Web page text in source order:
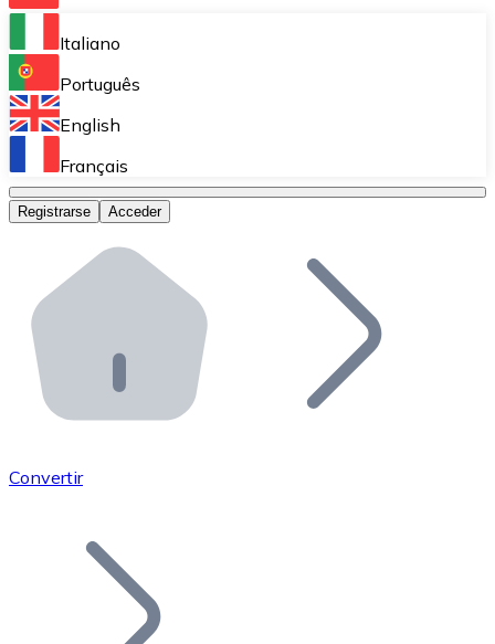
Bitnovo Ramp
Integra nuestra solución en tu plataforma.
Bitnovo Giftcards
Bitnovo OTC
Bitnovo ATM
Integra un ATM Bitnovo en tu negocio y permite que
Bitnovo API
Integra nuestra API en tu ecosistema.
Únete a nuestra red de distribuidores.
Añade tu proyecto a nuestro ecosistema.
Italiano
Português
English
Français
Registrarse Acceder
Convertir